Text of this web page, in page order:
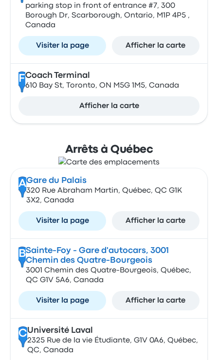
parking stop in front of entrance #7, 300
Borough Dr, Scarborough, Ontario, M1P 4P5 ,
Canada
Visiter la page Afficher la carte
FCoach Terminal
610 Bay St, Toronto, ON M5G 1M5, Canada
Afficher la carte
Arrêts à Québec
AGare du Palais
320 Rue Abraham Martin, Québec, QC G1K
3X2, Canada
Visiter la page Afficher la carte
BSainte-Foy - Gare d'autocars, 3001
Chemin des Quatre-Bourgeois
3001 Chemin des Quatre-Bourgeois, Québec,
QC G1V 5A6, Canada
Visiter la page Afficher la carte
CUniversité Laval
2325 Rue de la vie Étudiante, G1V 0A6, Québec,
QC, Canada